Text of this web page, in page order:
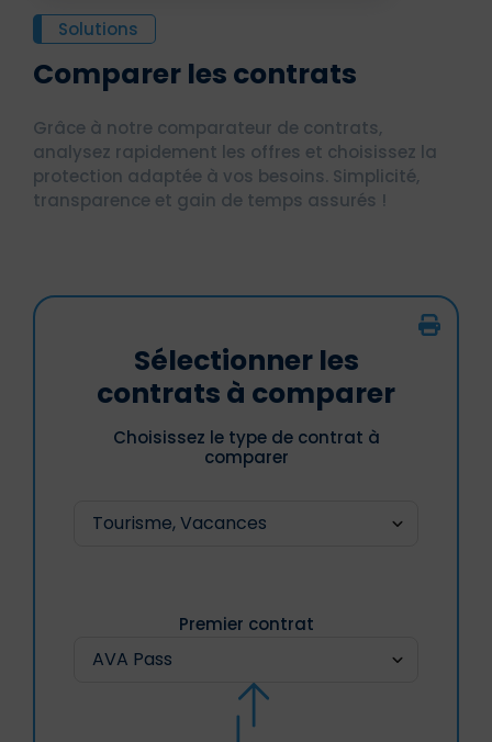
Solutions
Comparer les contrats
Grâce à notre comparateur de contrats,
analysez rapidement les offres et choisissez la
protection adaptée à vos besoins. Simplicité,
transparence et gain de temps assurés !
Sélectionner les
contrats à comparer
Choisissez le type de contrat à
comparer
Premier contrat